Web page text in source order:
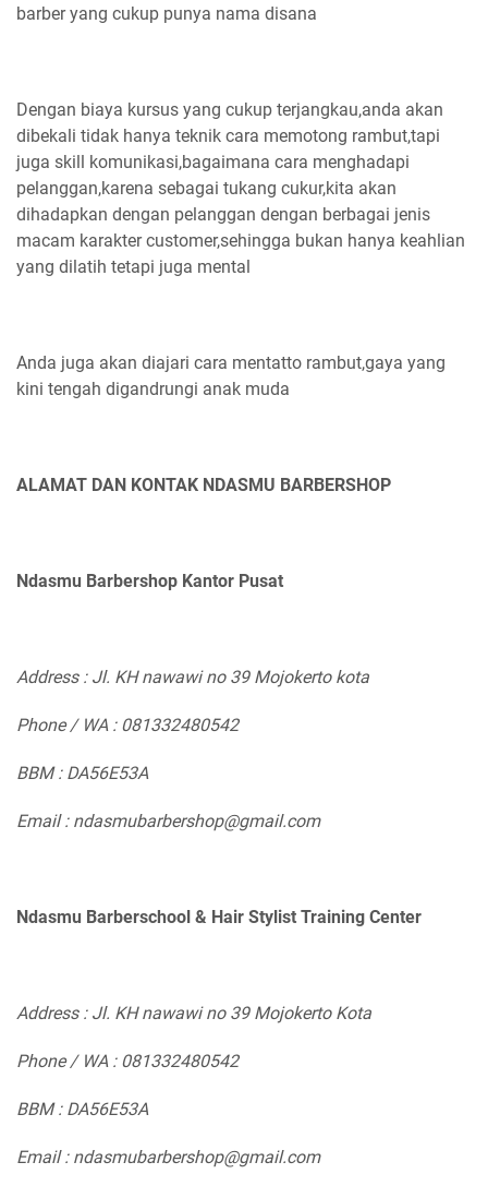
barber yang cukup punya nama disana
Dengan biaya kursus yang cukup terjangkau,anda akan
dibekali tidak hanya teknik cara memotong rambut,tapi
juga skill komunikasi,bagaimana cara menghadapi
pelanggan,karena sebagai tukang cukur,kita akan
dihadapkan dengan pelanggan dengan berbagai jenis
macam karakter customer,sehingga bukan hanya keahlian
yang dilatih tetapi juga mental
Anda juga akan diajari cara mentatto rambut,gaya yang
kini tengah digandrungi anak muda
ALAMAT DAN KONTAK NDASMU BARBERSHOP
Ndasmu Barbershop Kantor Pusat
Address : Jl. KH nawawi no 39 Mojokerto kota
Phone / WA : 081332480542
BBM : DA56E53A
Email : ndasmubarbershop@gmail.com
Ndasmu Barberschool & Hair Stylist Training Center
Address : Jl. KH nawawi no 39 Mojokerto Kota
Phone / WA : 081332480542
BBM : DA56E53A
Email : ndasmubarbershop@gmail.com